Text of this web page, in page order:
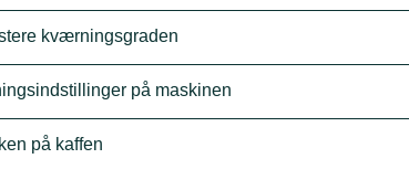
kværningsgraden
på maskinen
på kaffen